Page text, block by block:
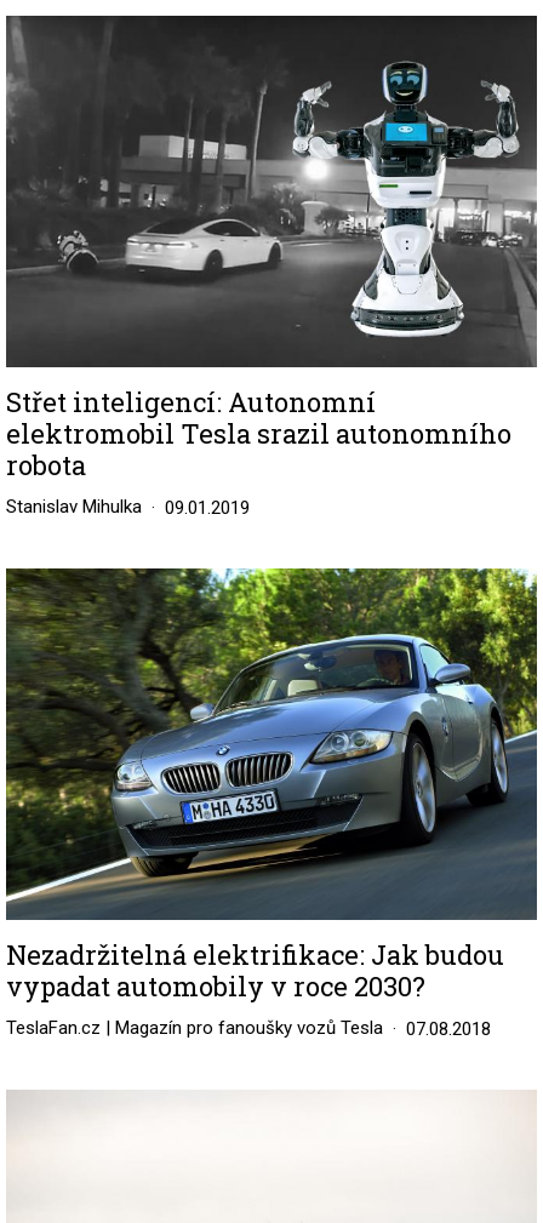
Image
Střet inteligencí: Autonomní
elektromobil Tesla srazil autonomního
robota
Stanislav Mihulka 09.01.2019
Image
Nezadržitelná elektrifikace: Jak budou
vypadat automobily v roce 2030?
TeslaFan.cz | Magazín pro fanoušky vozů Tesla 07.08.2018